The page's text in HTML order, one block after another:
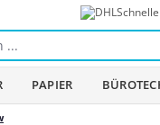
PAPIER